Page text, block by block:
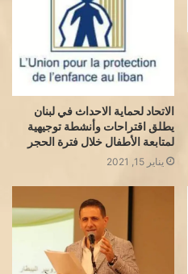
الاتحاد لحماية الاحداث في لبنان
يطلق اقتراحات وأنشطة توجيهية
لمتابعة الأطفال خلال فترة الحجر
يناير 15, 2021